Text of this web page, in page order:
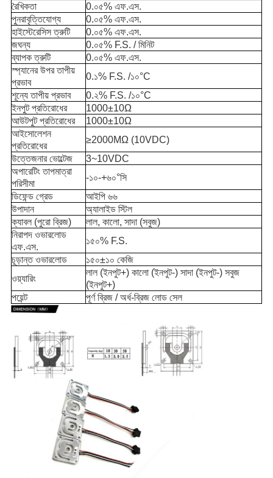
রৈখিকতা
0.০৫% এফ.এস.
পুনরাবৃত্তিযোগ্য
0.০৫% এফ.এস.
হাইস্টেরেসিস ত্রুটি
0.০৫% এফ.এস.
জঘন্য
0.০৫% F.S. / মিনিট
ব্যাপক ত্রুটি
0.০৫% এফ.এস.
স্প্যানের উপর তাপীয়
প্রভাব
0.১% F.S. /১০°C
শূন্যে তাপীয় প্রভাব
0.২% F.S. /১০°C
ইনপুট প্রতিরোধের
1000±10Ω
আউটপুট প্রতিরোধের
1000±10Ω
আইসোলেশন
প্রতিরোধের
≥2000MΩ (10VDC)
উত্তেজনার ভোল্টেজ
3~10VDC
অপারেটিং তাপমাত্রা
পরিসীমা
-১০-+৬০°সি
ডিফেন্ড গ্রেড
আইপি ৬৬
উপাদান
অ্যালাইড স্টিল
ক্যাবল (পুরো ব্রিজ)
লাল, কালো, সাদা (সবুজ)
নিরাপদ ওভারলোড
এফ.এস.
১৫০% F.S.
চূড়ান্ত ওভারলোড
১৫০±১০ কেজি
ওয়্যারিং
লাল (ইনপুট+) কালো (ইনপুট-) সাদা (ইনপুট-) সবুজ
(ইনপুট+)
পয়েন্ট
পূর্ণ ব্রিজ / অর্ধ-ব্রিজ লোড সেল